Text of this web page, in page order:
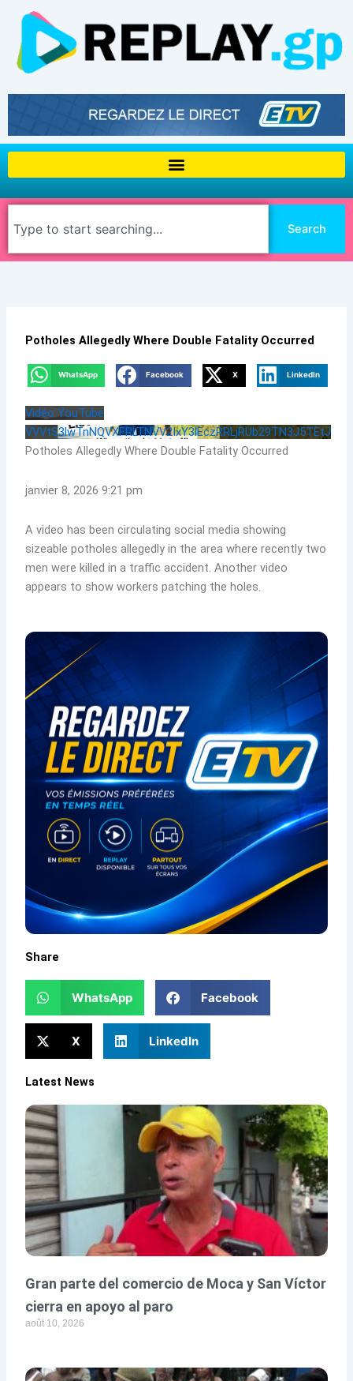
contenu
Search
Potholes Allegedly Where Double Fatality Occurred
WhatsApp Facebook X LinkedIn
Vidéo YouTube
VVVtS3lwTnNQVXFRLTNVV2IxY3lEczRRLjRUb29TN3J5TEtJ
Potholes Allegedly Where Double Fatality Occurred
janvier 8, 2026 9:21 pm
A video has been circulating social media showing
sizeable potholes allegedly in the area where recently two
men were killed in a traffic accident. Another video
appears to show workers patching the holes.
Share
WhatsApp Facebook
X LinkedIn
Latest News
Gran parte del comercio de Moca y San Víctor
cierra en apoyo al paro
août 10, 2026